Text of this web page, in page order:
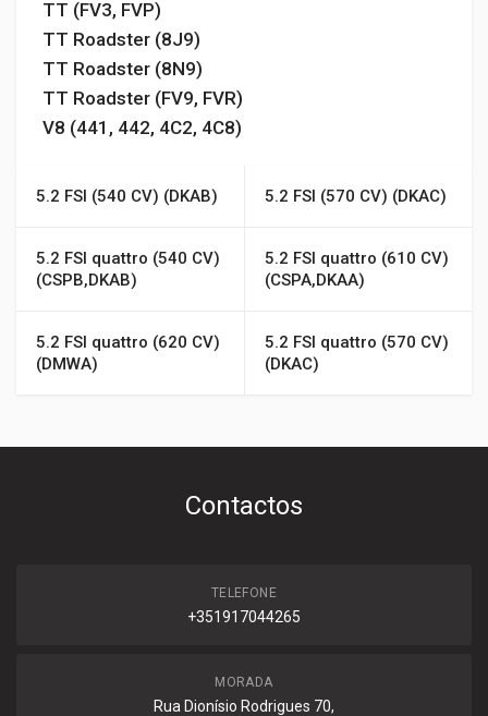
TT (FV3, FVP)
TT Roadster (8J9)
TT Roadster (8N9)
TT Roadster (FV9, FVR)
V8 (441, 442, 4C2, 4C8)
5.2 FSI (540 CV) (DKAB) 5.2 FSI (570 CV) (DKAC)
5.2 FSI quattro (540 CV)
(CSPB,DKAB)
5.2 FSI quattro (610 CV)
(CSPA,DKAA)
5.2 FSI quattro (620 CV)
(DMWA)
5.2 FSI quattro (570 CV)
(DKAC)
Contactos
TELEFONE
+351917044265
MORADA
Rua Dionísio Rodrigues 70,